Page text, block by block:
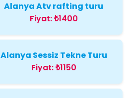
Alanya Atv rafting turu
Fiyat:₺1400
Alanya Sessiz Tekne Turu
Fiyat:₺1150